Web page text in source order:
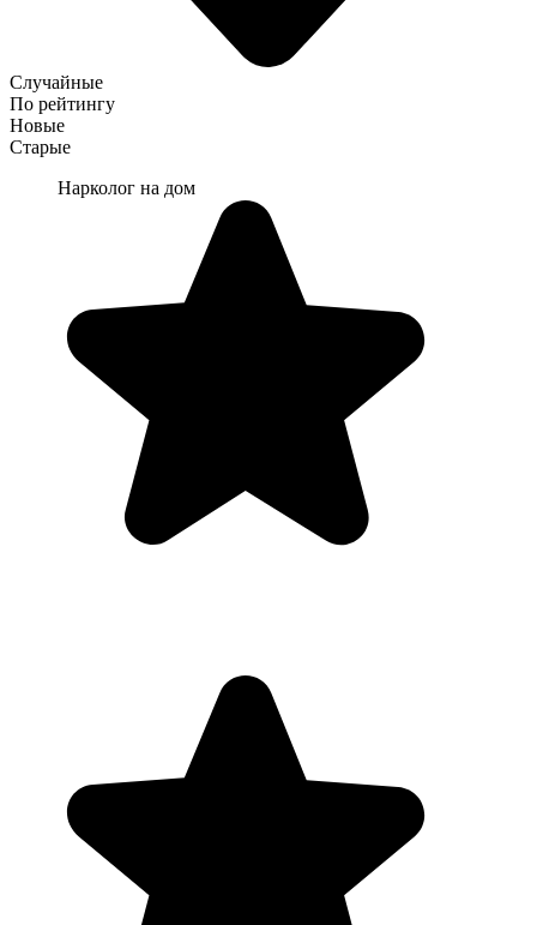
Случайные
По рейтингу
Новые
Старые
Нарколог на дом